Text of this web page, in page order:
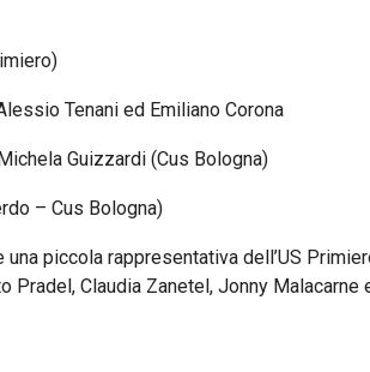
Tenani ed Emiliano Corona
Guizzardi (Cus Bologna)
– Cus Bologna)
piccola rappresentativa dell’US
Pradel, Claudia Zanetel, Jonny Malacarne